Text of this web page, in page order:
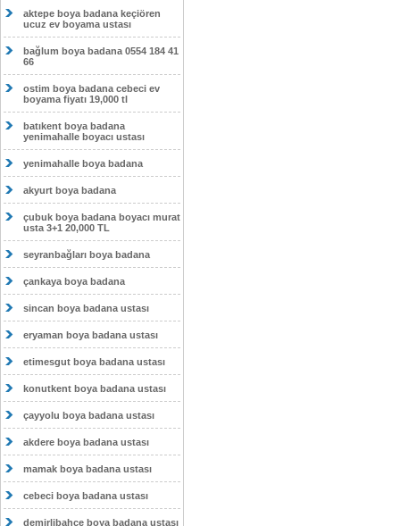
aktepe boya badana keçiören
ucuz ev boyama ustası
bağlum boya badana 0554 184 41
66
ostim boya badana cebeci ev
boyama fiyatı 19,000 tl
batıkent boya badana
yenimahalle boyacı ustası
yenimahalle boya badana
akyurt boya badana
çubuk boya badana boyacı murat
usta 3+1 20,000 TL
seyranbağları boya badana
çankaya boya badana
sincan boya badana ustası
eryaman boya badana ustası
etimesgut boya badana ustası
konutkent boya badana ustası
çayyolu boya badana ustası
akdere boya badana ustası
mamak boya badana ustası
cebeci boya badana ustası
demirlibahçe boya badana ustası